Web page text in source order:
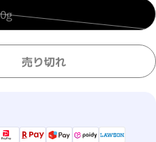
リアントは売り切れまたは
ヘアミルクの数量を減ら
チュラルヘアミルクの
売り切れ